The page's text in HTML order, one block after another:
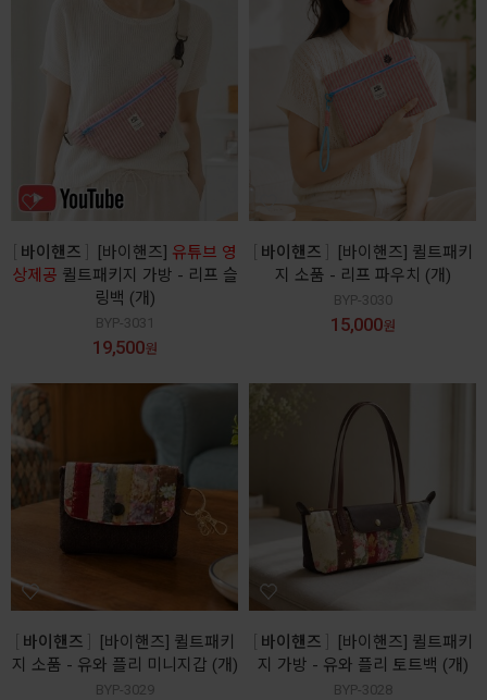
바이핸즈 [바이핸즈] 유튜브 영
상제공 퀼트패키지 가방 - 리프 슬
링백 (개)
BYP-3031
19,500원
바이핸즈
[바이핸즈] 퀼트패키
지 소품 - 리프 파우치 (개)
BYP-3030
15,000원
바이핸즈
[바이핸즈] 퀼트패키
지 소품 - 유와 플리 미니지갑 (개)
BYP-3029
바이핸즈
[바이핸즈] 퀼트패키
지 가방 - 유와 플리 토트백 (개)
BYP-3028